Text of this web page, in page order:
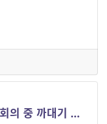
텍스트 무비 – 5.임원 미팅 대비 회의 중 까대기 치기 중.